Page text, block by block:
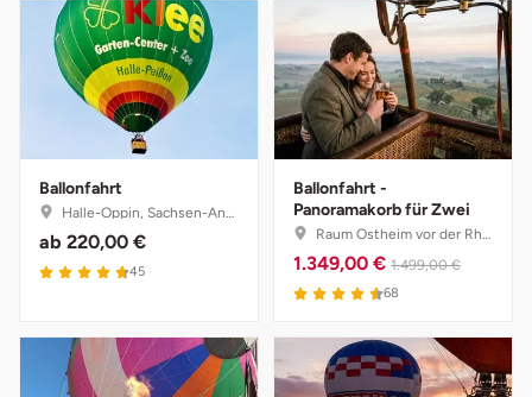
Ballonfahrt
Halle-Oppin, Sachsen-Anhalt
ab 220,00 €
45
Ballonfahrt -
Panoramakorb für Zwei
Raum Ostheim vor der Rhön, Bayern
1.349,00 € 1.499,00 €
68
Hanau
Hannover
Heidelberg
Heidenheim
Heldburg